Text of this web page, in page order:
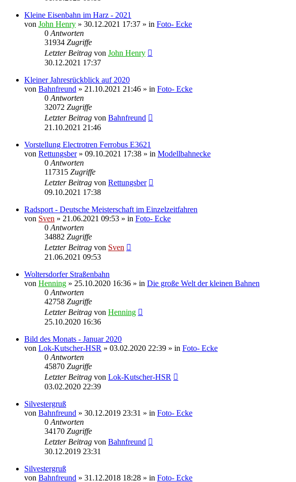
Kleine Eisenbahn im Harz - 2021
von John Henry » 30.12.2021 17:37 » in Foto- Ecke
0 Antworten
31934 Zugriffe
Letzter Beitrag von John Henry
30.12.2021 17:37
Kleiner Jahresrückblick auf 2020
von Bahnfreund » 21.10.2021 21:46 » in Foto- Ecke
0 Antworten
32072 Zugriffe
Letzter Beitrag von Bahnfreund
21.10.2021 21:46
Vorstellung Electrotren Ferrobus E3621
von Rettungsber» 09.10.2021 17:38 » in Modellbahnecke
0 Antworten
117315 Zugriffe
Letzter Beitrag von Rettungsber
09.10.2021 17:38
Radsport - Deutsche Meisterschaft im Einzelzeitfahren
von Sven » 21.06.2021 09:53 » in Foto- Ecke
0 Antworten
34882 Zugriffe
Letzter Beitrag von Sven
21.06.2021 09:53
Woltersdorfer Straßenbahn
von Henning » 25.10.2020 16:36 » in Die große Welt der kleinen Bahnen
0 Antworten
42758 Zugriffe
Letzter Beitrag von Henning
25.10.2020 16:36
Bild des Monats - Januar 2020
von Lok-Kutscher-HSR » 03.02.2020 22:39 » in Foto- Ecke
0 Antworten
45870 Zugriffe
Letzter Beitrag von Lok-Kutscher-HSR
03.02.2020 22:39
Silvestergruß
von Bahnfreund » 30.12.2019 23:31 » in Foto- Ecke
0 Antworten
34170 Zugriffe
Letzter Beitrag von Bahnfreund
30.12.2019 23:31
Silvestergruß
von Bahnfreund » 31.12.2018 18:28 » in Foto- Ecke